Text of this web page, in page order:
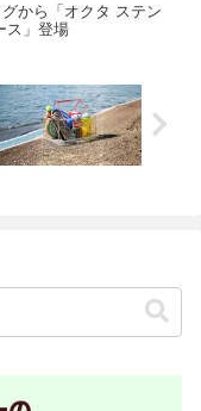
から「オクタ ステン
ス」登場